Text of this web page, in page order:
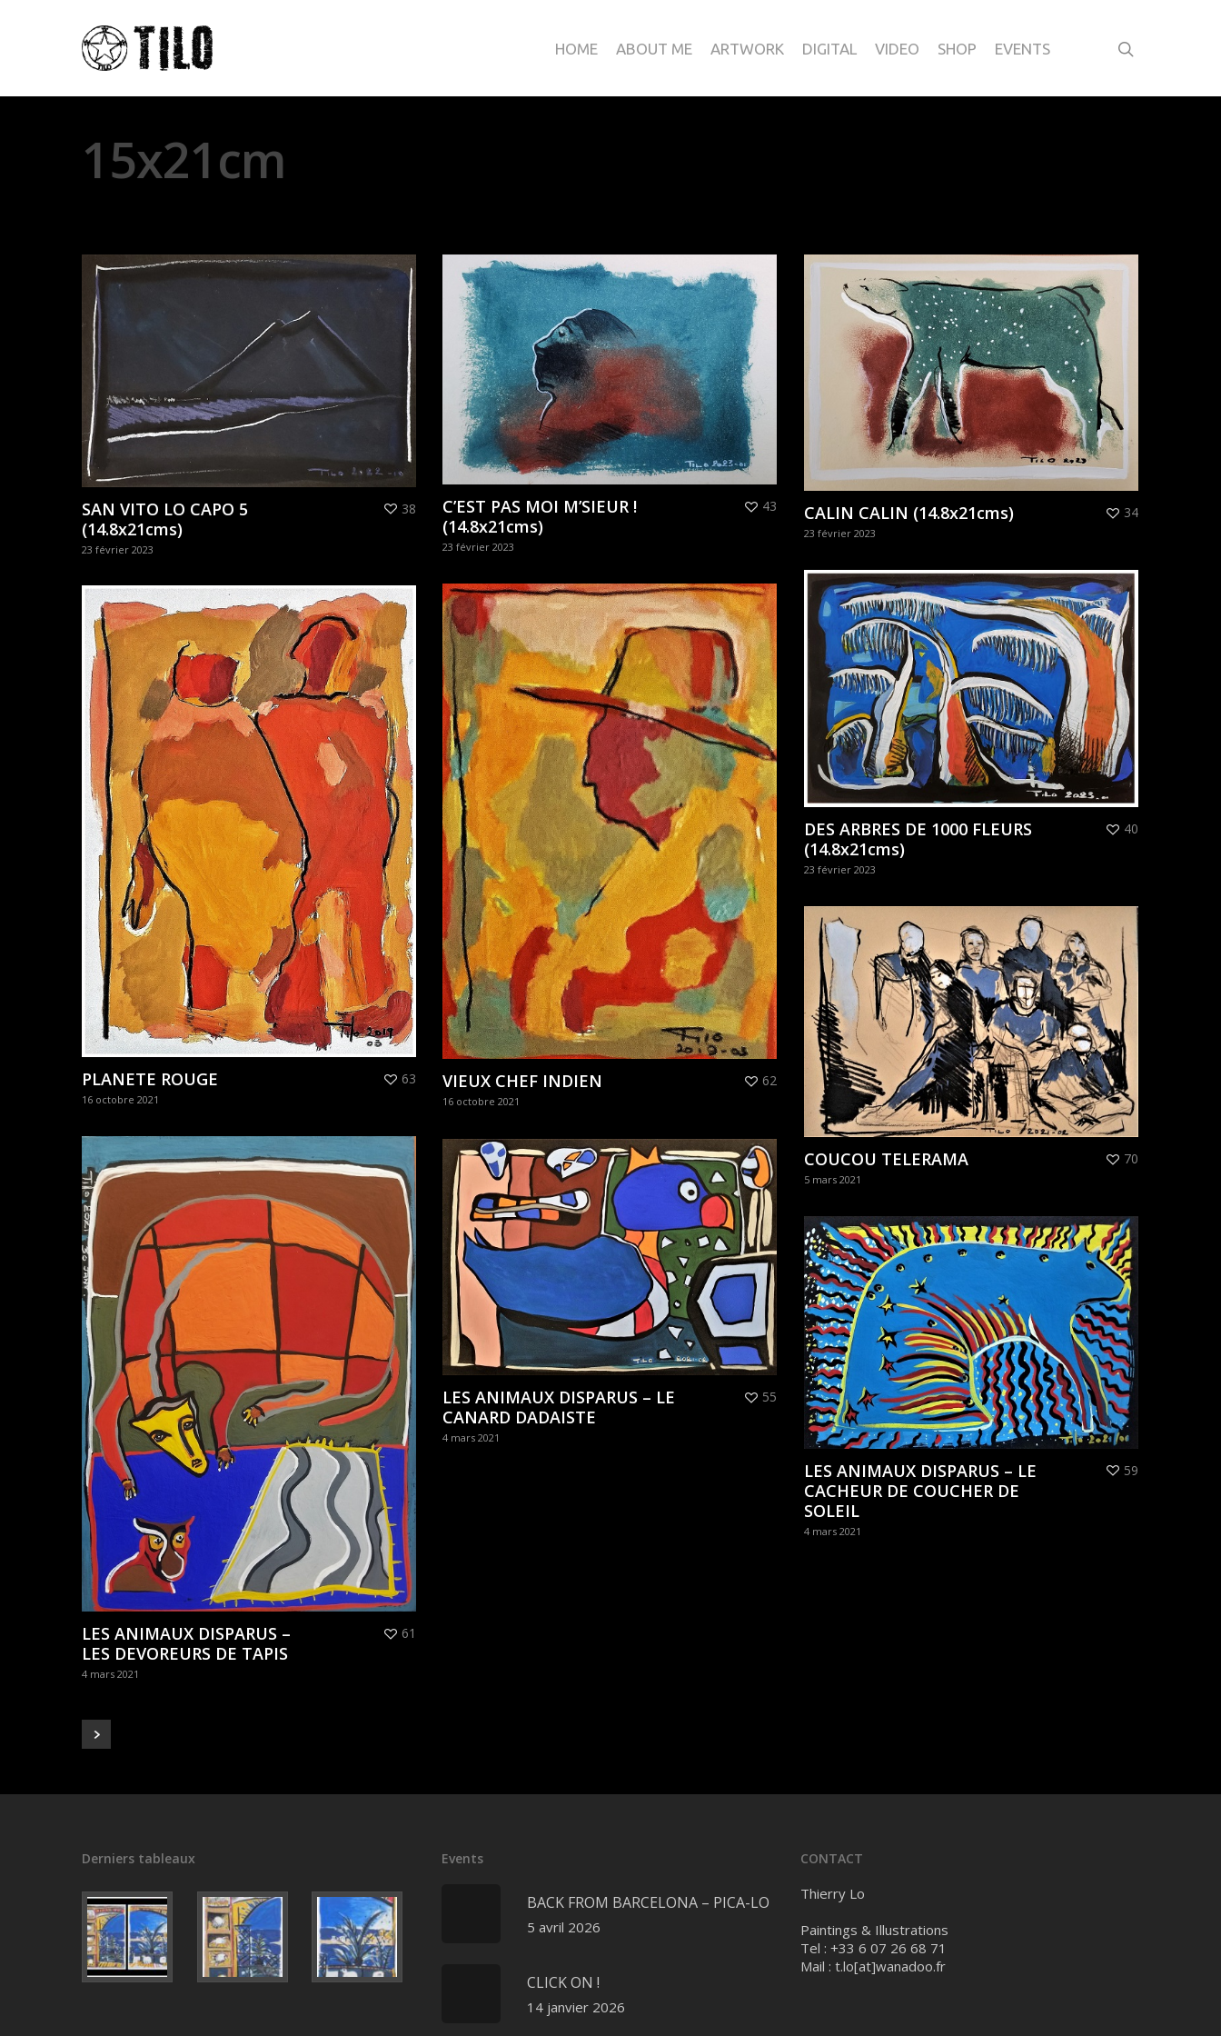
HOME ABOUT ME ARTWORK DIGITAL VIDEO SHOP EVENTS
15x21cm
SAN VITO LO CAPO 5
(14.8x21cms)
23 février 2023
38
C’EST PAS MOI M’SIEUR !
(14.8x21cms)
23 février 2023
43 CALIN CALIN (14.8x21cms)
23 février 2023
34
DES ARBRES DE 1000 FLEURS
(14.8x21cms)
23 février 2023
40
VIEUX CHEF INDIEN
16 octobre 2021
62
PLANETE ROUGE
16 octobre 2021
63
COUCOU TELERAMA
5 mars 2021
70
LES ANIMAUX DISPARUS –
LES DEVOREURS DE TAPIS
4 mars 2021
61
LES ANIMAUX DISPARUS – LE
CANARD DADAISTE
4 mars 2021
55
LES ANIMAUX DISPARUS – LE
CACHEUR DE COUCHER DE
SOLEIL
4 mars 2021
59
Derniers tableaux Events
BACK FROM BARCELONA – PICA-LO
5 avril 2026
CLICK ON !
14 janvier 2026
CONTACT
Thierry Lo
Paintings & Illustrations
Tel : +33 6 07 26 68 71
Mail :t.lo[at]wanadoo.fr